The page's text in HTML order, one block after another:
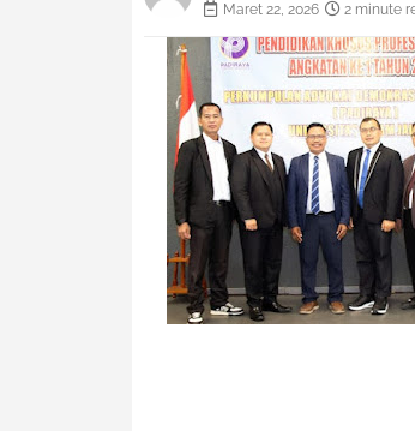
Maret 22, 2026
2 minute